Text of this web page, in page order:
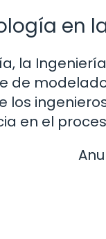
en
la
de
los
en el